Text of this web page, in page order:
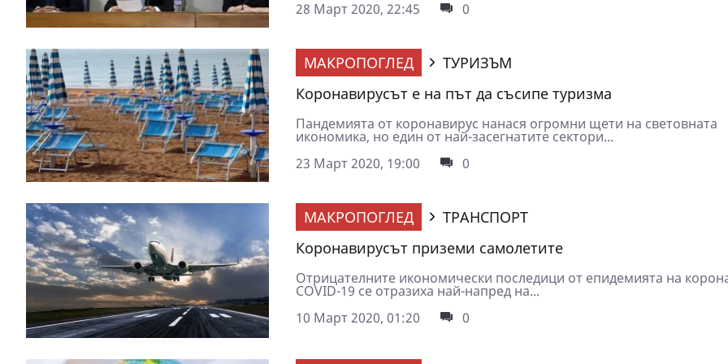
28 Март 2020, 22:45
0
МАКРОПОГЛЕД
ТУРИЗЪМ
Коронавирусът е на път да съсипе туризма
Пандемията от коронавирус нанася огромни щети на световната
икономика, но един от най-засегнатите сектори...
23 Март 2020, 19:00
0
МАКРОПОГЛЕД
ТРАНСПОРТ
Коронавирусът приземи самолетите
Отрицателните икономически последици от епидемията на
COVID-19 се отразиха най-напред на...
10 Март 2020, 01:20
0